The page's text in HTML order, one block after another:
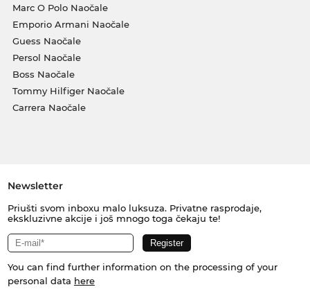
Marc O Polo Naočale
Emporio Armani Naočale
Guess Naočale
Persol Naočale
Boss Naočale
Tommy Hilfiger Naočale
Carrera Naočale
Newsletter
Priušti svom inboxu malo luksuza. Privatne rasprodaje,
ekskluzivne akcije i još mnogo toga čekaju te!
You can find further information on the processing of your
personal data here